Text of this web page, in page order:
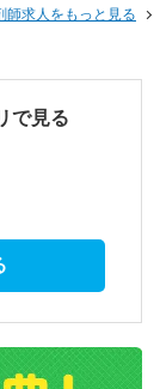
師求人をもっと見る
で見る